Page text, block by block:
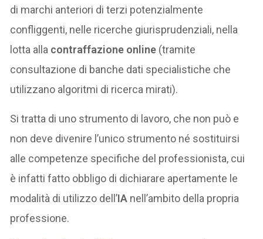
di marchi anteriori di terzi potenzialmente
confliggenti, nelle ricerche giurisprudenziali, nella
lotta alla contraffazione online (tramite
consultazione di banche dati specialistiche che
utilizzano algoritmi di ricerca mirati).
Si tratta di uno strumento di lavoro, che non può e
non deve divenire l’unico strumento né sostituirsi
alle competenze specifiche del professionista, cui
è infatti fatto obbligo di dichiarare apertamente le
modalità di utilizzo dell’IA nell’ambito della propria
professione.